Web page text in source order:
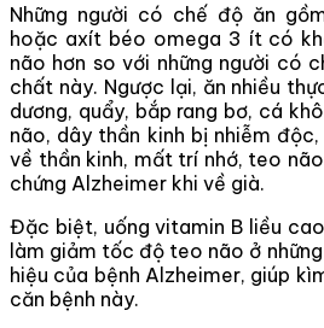
Những người có chế độ ăn
hoặc axít béo omega 3 ít có
não hơn so với những người có
chất này. Ngược lại, ăn nhiều
dương, quẩy, bắp rang bơ, cá
não, dây thần kinh bị nhiễm
về thần kinh, mất trí nhớ, teo
chứng Alzheimer khi về già.
Đặc biệt, uống vitamin B liều
làm giảm tốc độ teo não ở
hiệu của bệnh Alzheimer, giúp
căn bệnh này.